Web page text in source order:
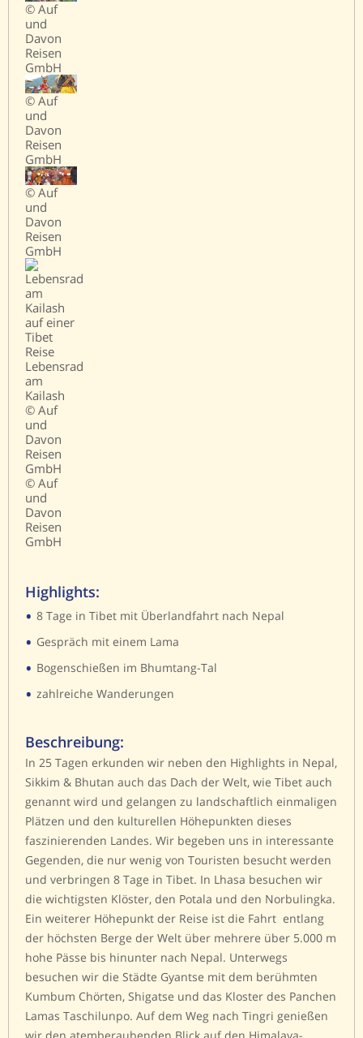
© Auf
und
Davon
Reisen
GmbH
© Auf
und
Davon
Reisen
GmbH
© Auf
und
Davon
Reisen
GmbH
Lebensrad
am
Kailash
© Auf
und
Davon
Reisen
GmbH
© Auf
und
Davon
Reisen
GmbH
Highlights:
• 8 Tage in Tibet mit Überlandfahrt nach Nepal
• Gespräch mit einem Lama
• Bogenschießen im Bhumtang-Tal
• zahlreiche Wanderungen
Beschreibung:
In 25 Tagen erkunden wir neben den Highlights in Nepal,
Sikkim & Bhutan auch das Dach der Welt, wie Tibet auch
genannt wird und gelangen zu landschaftlich einmaligen
Plätzen und den kulturellen Höhepunkten dieses
faszinierenden Landes. Wir begeben uns in interessante
Gegenden, die nur wenig von Touristen besucht werden
und verbringen 8 Tage in Tibet. In Lhasa besuchen wir
die wichtigsten Klöster, den Potala und den Norbulingka.
Ein weiterer Höhepunkt der Reise ist die Fahrt entlang
der höchsten Berge der Welt über mehrere über 5.000 m
hohe Pässe bis hinunter nach Nepal. Unterwegs
besuchen wir die Städte Gyantse mit dem berühmten
Kumbum Chörten, Shigatse und das Kloster des Panchen
Lamas Taschilunpo. Auf dem Weg nach Tingri genießen